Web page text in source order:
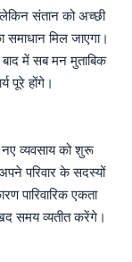
संतान को अच्छी
मिल जाएगा।
में सब मन मुताबिक
पूरे होंगे।
व्यवसाय को शुरू
परिवार के सदस्यों
पारिवारिक एकता
समय व्यतीत करेंगे।